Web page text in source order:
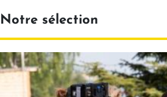
Notre sélection